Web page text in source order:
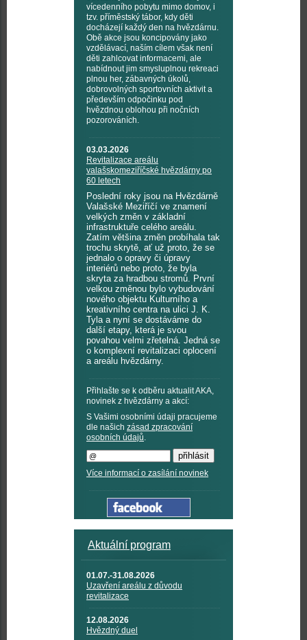
vícedenního pobytu mimo domov, i
tzv. příměstský tábor, kdy děti
docházejí každý den na hvězdárnu.
Obě akce jsou koncipovány jako
vzdělávací, naším cílem však není
děti zahlcovat informacemi, ale
nabídnout jim smysluplnou rekreaci
plnou her, zábavných úkolů,
dobrovolných sportovních aktivit a
především odpočinku pod
hvězdnou oblohou při nočních
pozorováních.
03.03.2026
Revitalizace areálu
valašskomeziříčské hvězdárny po
60 letech
Poslední roky jsou na Hvězdárně
Valašské Meziříčí ve znamení
velkých změn v základní
infrastruktuře celého areálu.
Zatím většina změn probíhala tak
trochu skrytě, ať už proto, že se
jednalo o opravy či úpravy
interiérů nebo proto, že byla
skryta za hradbou stromů. První
velkou změnou bylo vybudování
nového objektu Kulturního a
kreativního centra na ulici J. K.
Tyla a nyní se dostáváme do
další etapy, která je svou
povahou velmi zřetelná. Jedná se
o komplexní revitalizaci oplocení
a areálu hvězdárny.
Přihlašte se k odběru aktualit AKA,
novinek z hvězdárny a akcí:
S Vašimi osobními údaji pracujeme
dle našich zásad zpracování
osobních údajů.
Více informací o zasílání novinek
Aktuální program
01.07.-31.08.2026
Uzavření areálu z důvodu
revitalizace
12.08.2026
Hvězdný duel